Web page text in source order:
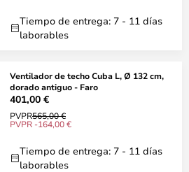
Tiempo de entrega: 7 - 11 días
laborables
Ventilador de techo Cuba L, Ø 132 cm,
dorado antiguo - Faro
401,00 €
PVPR565,00 €
PVPR -164,00 €
Tiempo de entrega: 7 - 11 días
laborables